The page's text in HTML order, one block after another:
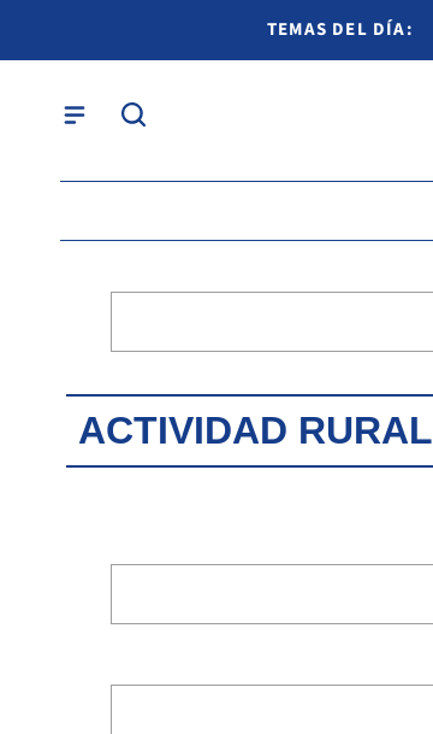
TEMAS DEL DÍA:
ACTIVIDAD RURAL